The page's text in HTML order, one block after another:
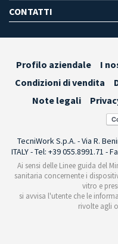
CONTATTI
Profilo aziendale I
Condizioni di vendita
Note legali
TecniWork S.p.A. - Via R.
ITALY - Tel: +39 055.8991.71 -
Ai sensi delle Linee guida del
sanitaria concernente i
vitro e
si avvisa l'utente che le
rivolte agli